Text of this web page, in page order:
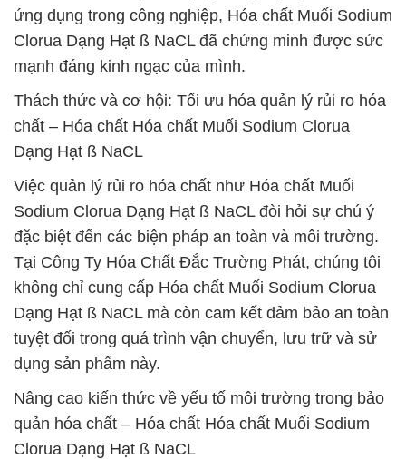
ứng dụng trong công nghiệp, Hóa chất Muối Sodium
Clorua Dạng Hạt ß NaCL đã chứng minh được sức
mạnh đáng kinh ngạc của mình.
Thách thức và cơ hội: Tối ưu hóa quản lý rủi ro hóa
chất – Hóa chất Hóa chất Muối Sodium Clorua
Dạng Hạt ß NaCL
Việc quản lý rủi ro hóa chất như Hóa chất Muối
Sodium Clorua Dạng Hạt ß NaCL đòi hỏi sự chú ý
đặc biệt đến các biện pháp an toàn và môi trường.
Tại Công Ty Hóa Chất Đắc Trường Phát, chúng tôi
không chỉ cung cấp Hóa chất Muối Sodium Clorua
Dạng Hạt ß NaCL mà còn cam kết đảm bảo an toàn
tuyệt đối trong quá trình vận chuyển, lưu trữ và sử
dụng sản phẩm này.
Nâng cao kiến thức về yếu tố môi trường trong bảo
quản hóa chất – Hóa chất Hóa chất Muối Sodium
Clorua Dạng Hạt ß NaCL